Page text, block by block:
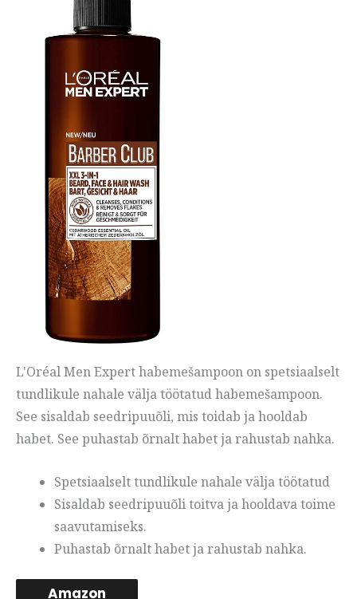
L'Oréal Men Expert habemešampoon on spetsiaalselt
tundlikule nahale välja töötatud habemešampoon.
See sisaldab seedripuuõli, mis toidab ja hooldab
habet. See puhastab õrnalt habet ja rahustab nahka.
Spetsiaalselt tundlikule nahale välja töötatud
Sisaldab seedripuuõli toitva ja hooldava toime
saavutamiseks.
Puhastab õrnalt habet ja rahustab nahka.
Amazon